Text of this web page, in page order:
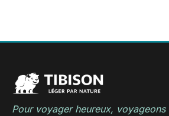
Pour voyager heureux, voyageons